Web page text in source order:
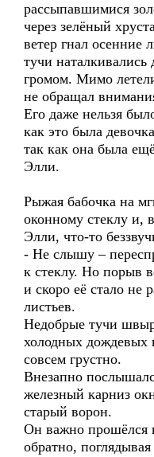
рассыпавшимися
через зелёный
ветер гнал осенние
тучи наталкивались
громом. Мимо
не обращал
Его даже нельзя
как это была
так как она была
Элли.
Рыжая бабочка на
оконному стеклу и,
Элли, что-то
- Не слышу –
к стеклу. Но порыв
и скоро её стало не
листьев.
Недобрые тучи
холодных дождевых
совсем грустно.
Внезапно
железный карниз
старый ворон.
Он важно прошёлся
обратно,